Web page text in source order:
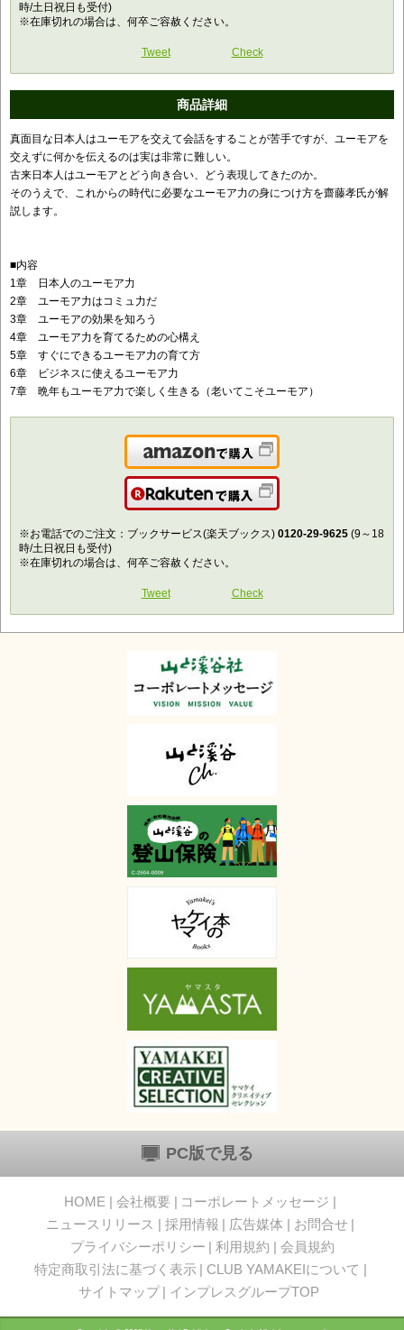
時/土日祝日も受付)
※在庫切れの場合は、何卒ご容赦ください。
Tweet Check
商品詳細
真面目な日本人はユーモアを交えて会話をすることが苦手ですが、ユーモアを
交えずに何かを伝えるのは実は非常に難しい。
古来日本人はユーモアとどう向き合い、どう表現してきたのか。
そのうえで、これからの時代に必要なユーモア力の身につけ方を齋藤孝氏が解
説します。
■内容
1章 日本人のユーモア力
2章 ユーモア力はコミュ力だ
3章 ユーモアの効果を知ろう
4章 ユーモア力を育てるための心構え
5章 すぐにできるユーモア力の育て方
6章 ビジネスに使えるユーモア力
7章 晩年もユーモア力で楽しく生きる（老いてこそユーモア）
Amazonで購入
楽天で購入
※お電話でのご注文：ブックサービス(楽天ブックス) 0120-29-9625 (9～18
時/土日祝日も受付)
※在庫切れの場合は、何卒ご容赦ください。
Tweet Check
PC版で見る
HOME 会社概要
コーポレートメッセージ
ニュースリリース
採用情報 広告媒体
お問合せ
プライバシーポリシー
利用規約
会員規約
特定商取引法に基づく表示
CLUB YAMAKEIについて
サイトマップ
インプレスグループTOP